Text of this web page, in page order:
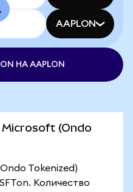
AAPLON
НА AAPLON
Microsoft (Ondo
Tokenized)
Количество